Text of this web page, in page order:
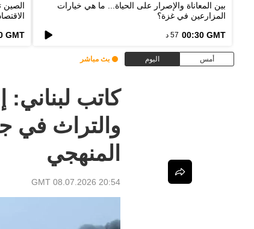
بين المعاناة والإصرار على الحياة... ما هي خيارات
المزارعين في غزة؟
00:30 GMT 57 د
الصين
GMT
أمس اليوم بث مباشر
كاتب
والتراث في
المنهجي
20:54 GMT 08.07.2026